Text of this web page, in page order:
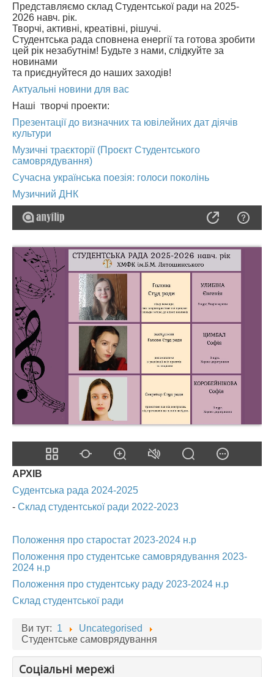
Представляємо склад Студентської ради на 2025-
2026 навч. рік.
Творчі, активні, креатівні, рішучі.
Студентська рада сповнена енергії та готова зробити
цей рік незабутнім! Будьте з нами, слідкуйте за
новинами
та приєднуйтеся до наших заходів!
Актуальні новини для вас
Наші творчі проекти:
Презентації до визначних та ювілейних дат діячів
культури
Музичні траєкторії (Проєкт Студентського
самоврядування)
Сучасна українська поезія: голоси поколінь
Музичний ДНК
АРХІВ
Судентська рада 2024-2025
- Склад студентської ради 2022-2023
Положення про старостат 2023-2024 н.р
Положення про студентське самоврядування 2023-
2024 н.р
Положення про студентську раду 2023-2024 н.р
Склад студентської ради
Ви тут: 1
Uncategorised
Студентське самоврядування
Соціальні мережі